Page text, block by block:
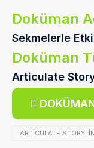
Doküman
Sekmelerle
Doküman
Articulate
ARTICULATE